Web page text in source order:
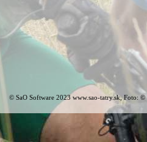
© SaO Software 2023 www.sao-tatry.sk, Foto: